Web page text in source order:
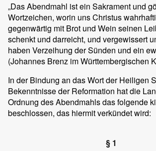
„Das Abendmahl ist ein Sakrament und
Wortzeichen, worin uns Christus
gegenwärtig mit Brot und Wein seinen
schenkt und darreicht, und vergewissert
haben Verzeihung der Sünden und ein
(Johannes Brenz im Württembergischen
In der Bindung an das Wort der Heiligen
Bekenntnisse der Reformation hat die
Ordnung des Abendmahls das folgende
beschlossen, das hiermit verkündet wird:
§ 1